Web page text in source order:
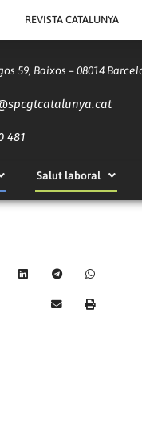
REVISTA CATALUNYA
59, Baixos – 08014
spcgtcatalunya.cat
481
Salut laboral